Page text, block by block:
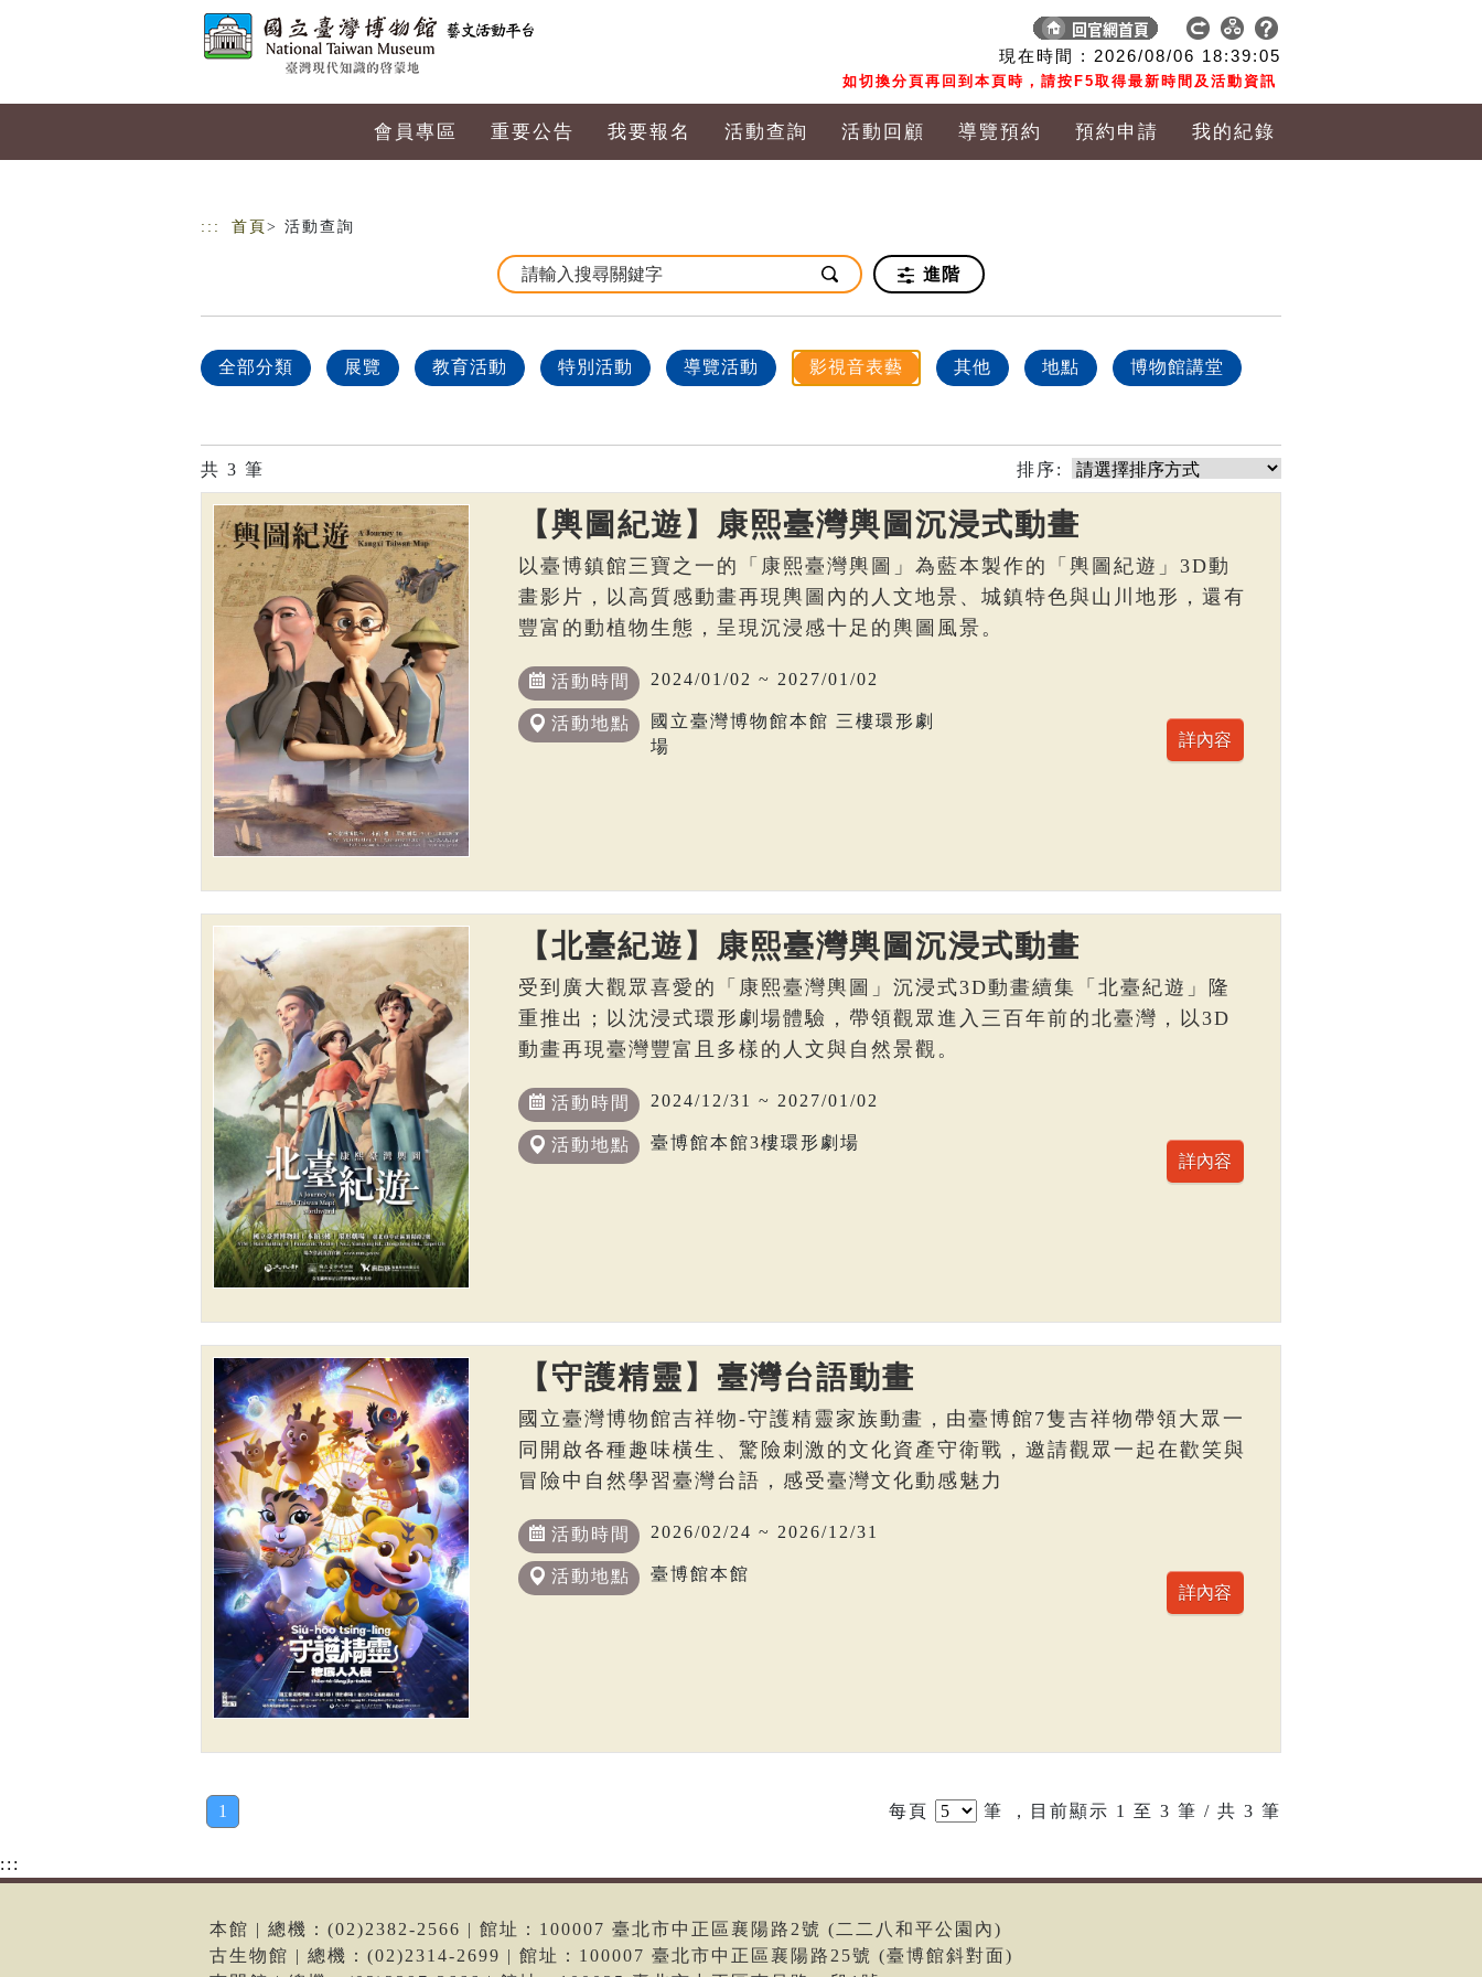
現在時間 : 2026/08/06 18:39:05
如切換分頁再回到本頁時，請按F5取得最新時間及活動資訊
會員專區 重要公告 我要報名 活動查詢 活動回顧 導覽預約 預約申請 我的紀錄
::: 首頁 > 活動查詢
進階
全部分類 展覽 教育活動 特別活動 導覽活動 影視音表藝 其他 地點 博物館講堂
共 3 筆 排序:
【輿圖紀遊】康熙臺灣輿圖沉浸式動畫
以臺博鎮館三寶之一的「康熙臺灣輿圖」為藍本製作的「輿圖紀遊」3D動
畫影片，以高質感動畫再現輿圖內的人文地景、城鎮特色與山川地形，還有
豐富的動植物生態，呈現沉浸感十足的輿圖風景。
活動時間 2024/01/02 ~ 2027/01/02
活動地點
國立臺灣博物館本館 三樓環形劇
場
【北臺紀遊】康熙臺灣輿圖沉浸式動畫
受到廣大觀眾喜愛的「康熙臺灣輿圖」沉浸式3D動畫續集「北臺紀遊」隆
重推出；以沈浸式環形劇場體驗，帶領觀眾進入三百年前的北臺灣，以3D
動畫再現臺灣豐富且多樣的人文與自然景觀。
活動時間 2024/12/31 ~ 2027/01/02
活動地點 臺博館本館3樓環形劇場
【守護精靈】臺灣台語動畫
國立臺灣博物館吉祥物-守護精靈家族動畫，由臺博館7隻吉祥物帶領大眾一
同開啟各種趣味橫生、驚險刺激的文化資產守衛戰，邀請觀眾一起在歡笑與
冒險中自然學習臺灣台語，感受臺灣文化動感魅力
活動時間 2026/02/24 ~ 2026/12/31
活動地點 臺博館本館
1 每頁 筆 ，目前顯示 1 至 3 筆 / 共 3 筆
:::
本館 | 總機：(02)2382-2566 | 館址：100007 臺北市中正區襄陽路2號 (二二八和平公園內)
古生物館 | 總機：(02)2314-2699 | 館址：100007 臺北市中正區襄陽路25號 (臺博館斜對面)